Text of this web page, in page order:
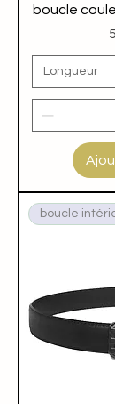
boucle
boucle